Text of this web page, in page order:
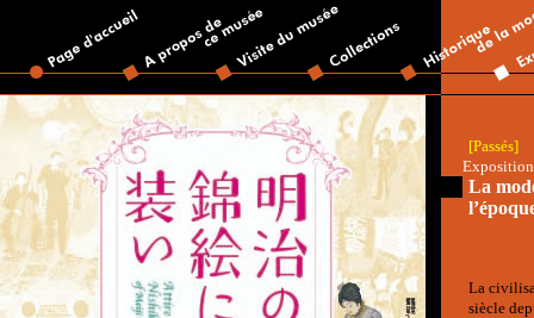
[Passés]
Exposition
La
La
siècle